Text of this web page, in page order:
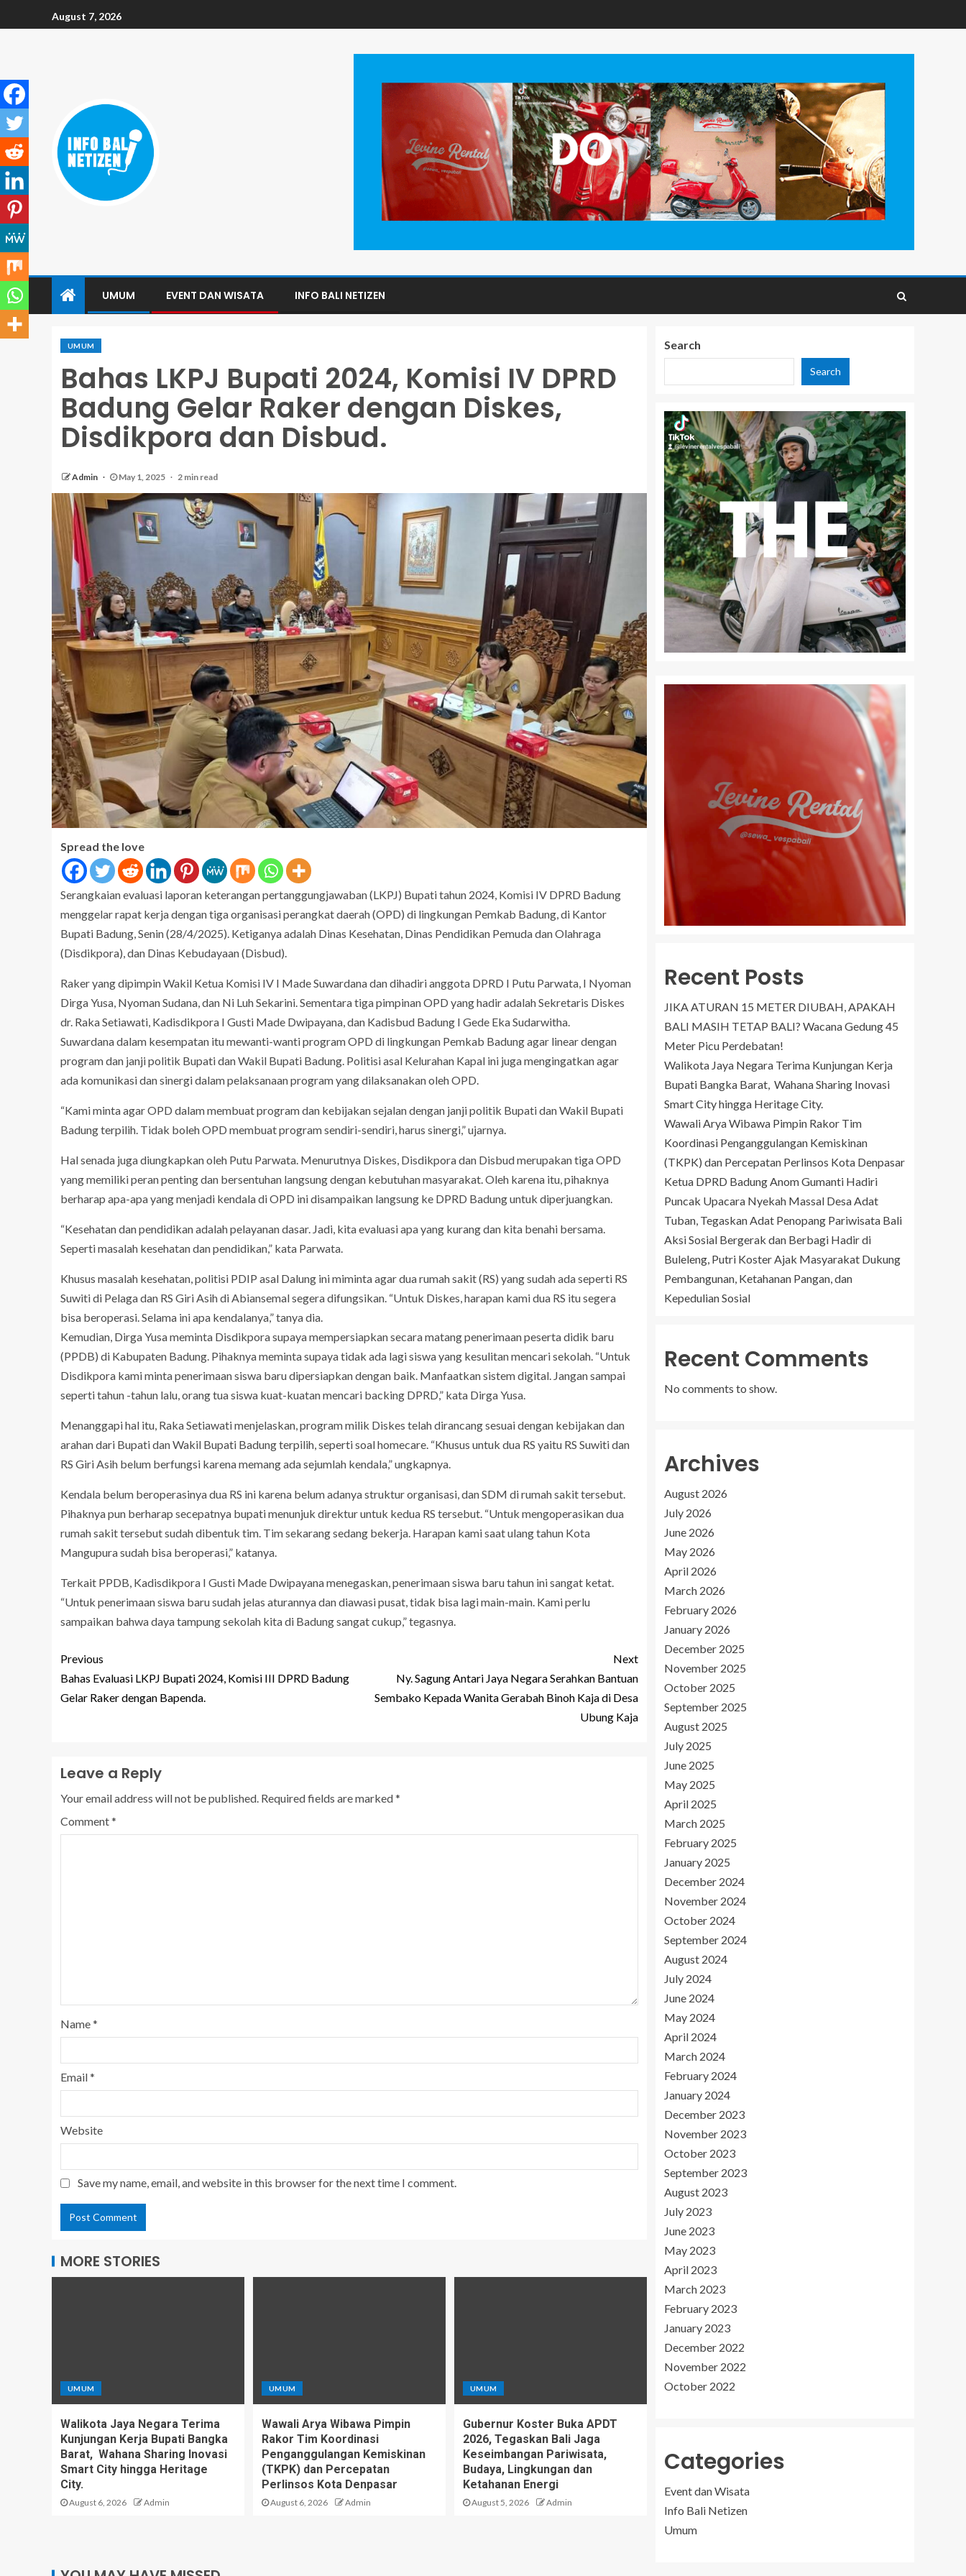
August 7, 2026
UMUM EVENT DAN WISATA INFO BALI NETIZEN
UMUM
Bahas LKPJ Bupati 2024, Komisi IV DPRD
Badung Gelar Raker dengan Diskes,
Disdikpora dan Disbud.
Admin May 1, 2025 2 min read
Spread the love
Serangkaian evaluasi laporan keterangan pertanggungjawaban (LKPJ) Bupati tahun 2024, Komisi IV DPRD Badung
menggelar rapat kerja dengan tiga organisasi perangkat daerah (OPD) di lingkungan Pemkab Badung, di Kantor
Bupati Badung, Senin (28/4/2025). Ketiganya adalah Dinas Kesehatan, Dinas Pendidikan Pemuda dan Olahraga
(Disdikpora), dan Dinas Kebudayaan (Disbud).
Raker yang dipimpin Wakil Ketua Komisi IV I Made Suwardana dan dihadiri anggota DPRD I Putu Parwata, I Nyoman
Dirga Yusa, Nyoman Sudana, dan Ni Luh Sekarini. Sementara tiga pimpinan OPD yang hadir adalah Sekretaris Diskes
dr. Raka Setiawati, Kadisdikpora I Gusti Made Dwipayana, dan Kadisbud Badung I Gede Eka Sudarwitha.
Suwardana dalam kesempatan itu mewanti-wanti program OPD di lingkungan Pemkab Badung agar linear dengan
program dan janji politik Bupati dan Wakil Bupati Badung. Politisi asal Kelurahan Kapal ini juga mengingatkan agar
ada komunikasi dan sinergi dalam pelaksanaan program yang dilaksanakan oleh OPD.
“Kami minta agar OPD dalam membuat program dan kebijakan sejalan dengan janji politik Bupati dan Wakil Bupati
Badung terpilih. Tidak boleh OPD membuat program sendiri-sendiri, harus sinergi,” ujarnya.
Hal senada juga diungkapkan oleh Putu Parwata. Menurutnya Diskes, Disdikpora dan Disbud merupakan tiga OPD
yang memiliki peran penting dan bersentuhan langsung dengan kebutuhan masyarakat. Oleh karena itu, pihaknya
berharap apa-apa yang menjadi kendala di OPD ini disampaikan langsung ke DPRD Badung untuk diperjuangkan.
“Kesehatan dan pendidikan adalah pelayanan dasar. Jadi, kita evaluasi apa yang kurang dan kita benahi bersama.
Seperti masalah kesehatan dan pendidikan,” kata Parwata.
Khusus masalah kesehatan, politisi PDIP asal Dalung ini miminta agar dua rumah sakit (RS) yang sudah ada seperti RS
Suwiti di Pelaga dan RS Giri Asih di Abiansemal segera difungsikan. “Untuk Diskes, harapan kami dua RS itu segera
bisa beroperasi. Selama ini apa kendalanya,” tanya dia.
Kemudian, Dirga Yusa meminta Disdikpora supaya mempersiapkan secara matang penerimaan peserta didik baru
(PPDB) di Kabupaten Badung. Pihaknya meminta supaya tidak ada lagi siswa yang kesulitan mencari sekolah. “Untuk
Disdikpora kami minta penerimaan siswa baru dipersiapkan dengan baik. Manfaatkan sistem digital. Jangan sampai
seperti tahun -tahun lalu, orang tua siswa kuat-kuatan mencari backing DPRD,” kata Dirga Yusa.
Menanggapi hal itu, Raka Setiawati menjelaskan, program milik Diskes telah dirancang sesuai dengan kebijakan dan
arahan dari Bupati dan Wakil Bupati Badung terpilih, seperti soal homecare. “Khusus untuk dua RS yaitu RS Suwiti dan
RS Giri Asih belum berfungsi karena memang ada sejumlah kendala,” ungkapnya.
Kendala belum beroperasinya dua RS ini karena belum adanya struktur organisasi, dan SDM di rumah sakit tersebut.
Pihaknya pun berharap secepatnya bupati menunjuk direktur untuk kedua RS tersebut. “Untuk mengoperasikan dua
rumah sakit tersebut sudah dibentuk tim. Tim sekarang sedang bekerja. Harapan kami saat ulang tahun Kota
Mangupura sudah bisa beroperasi,” katanya.
Terkait PPDB, Kadisdikpora I Gusti Made Dwipayana menegaskan, penerimaan siswa baru tahun ini sangat ketat.
“Untuk penerimaan siswa baru sudah jelas aturannya dan diawasi pusat, tidak bisa lagi main-main. Kami perlu
sampaikan bahwa daya tampung sekolah kita di Badung sangat cukup,” tegasnya.
Previous
Bahas Evaluasi LKPJ Bupati 2024, Komisi III DPRD Badung
Gelar Raker dengan Bapenda.
Next
Ny. Sagung Antari Jaya Negara Serahkan Bantuan
Sembako Kepada Wanita Gerabah Binoh Kaja di Desa
Ubung Kaja
Leave a Reply
Your email address will not be published. Required fields are marked*
Comment*
Name*
Email*
Website
Save my name, email, and website in this browser for the next time I comment.
MORE STORIES
UMUM
Walikota Jaya Negara Terima
Kunjungan Kerja Bupati Bangka
Barat, Wahana Sharing Inovasi
Smart City hingga Heritage
City.
August 6, 2026 Admin
UMUM
Wawali Arya Wibawa Pimpin
Rakor Tim Koordinasi
Penganggulangan Kemiskinan
(TKPK) dan Percepatan
Perlinsos Kota Denpasar
August 6, 2026 Admin
UMUM
Gubernur Koster Buka APDT
2026, Tegaskan Bali Jaga
Keseimbangan Pariwisata,
Budaya, Lingkungan dan
Ketahanan Energi
August 5, 2026 Admin
Search
Search
Recent Posts
JIKA ATURAN 15 METER DIUBAH, APAKAH
BALI MASIH TETAP BALI? Wacana Gedung 45
Meter Picu Perdebatan!
Walikota Jaya Negara Terima Kunjungan Kerja
Bupati Bangka Barat, Wahana Sharing Inovasi
Smart City hingga Heritage City.
Wawali Arya Wibawa Pimpin Rakor Tim
Koordinasi Penganggulangan Kemiskinan
(TKPK) dan Percepatan Perlinsos Kota Denpasar
Ketua DPRD Badung Anom Gumanti Hadiri
Puncak Upacara Nyekah Massal Desa Adat
Tuban, Tegaskan Adat Penopang Pariwisata Bali
Aksi Sosial Bergerak dan Berbagi Hadir di
Buleleng, Putri Koster Ajak Masyarakat Dukung
Pembangunan, Ketahanan Pangan, dan
Kepedulian Sosial
Recent Comments
No comments to show.
Archives
August 2026
July 2026
June 2026
May 2026
April 2026
March 2026
February 2026
January 2026
December 2025
November 2025
October 2025
September 2025
August 2025
July 2025
June 2025
May 2025
April 2025
March 2025
February 2025
January 2025
December 2024
November 2024
October 2024
September 2024
August 2024
July 2024
June 2024
May 2024
April 2024
March 2024
February 2024
January 2024
December 2023
November 2023
October 2023
September 2023
August 2023
July 2023
June 2023
May 2023
April 2023
March 2023
February 2023
January 2023
December 2022
November 2022
October 2022
Categories
Event dan Wisata
Info Bali Netizen
Umum